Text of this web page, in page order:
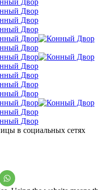
в социальных сетях